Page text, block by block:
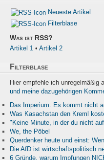
Neueste Artikel
Filterblase
Was ist RSS?
Artikel 1 • Artikel 2
Filterblase
Hier empfehle ich unregelmäßig
und meine dazugehörigen
Das Imperium: Es kommt nicht
Was Kasachstan den Kreml
"Keine Minute, in der du nicht
We, the Pöbel
Querdenker heute und einst:
Die AfD ist wirtschaftspolitisch
6 Gründe, warum Impfungen